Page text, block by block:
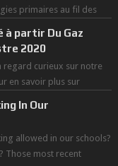
primaires au fil des
partir Du Gaz
2020
regard curieux sur notre
en savoir plus sur
In Our
allowed in our schools?
Those most recent